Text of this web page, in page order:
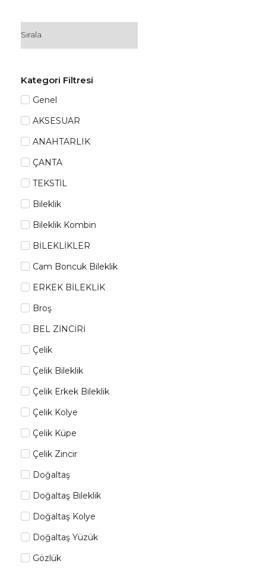
Kategori Filtresi
Genel
AKSESUAR
ANAHTARLIK
ÇANTA
TEKSTİL
Bileklik
Bileklik Kombin
BİLEKLİKLER
Cam Boncuk Bileklik
ERKEK BİLEKLİK
Broş
BEL ZİNCİRİ
Çelik
Çelik Bileklik
Çelik Erkek Bileklik
Çelik Kolye
Çelik Küpe
Çelik Zincir
Doğaltaş
Doğaltaş Bileklik
Doğaltaş Kolye
Doğaltaş Yüzük
Gözlük